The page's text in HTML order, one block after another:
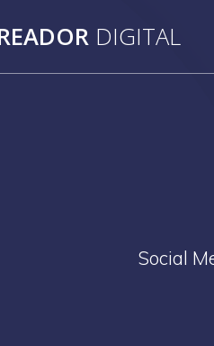
DIGITAL
Social